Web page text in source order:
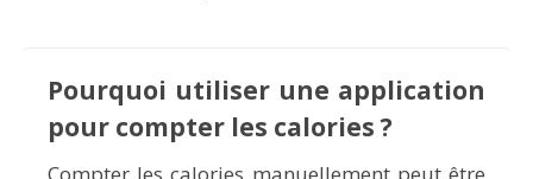
Pourquoi utiliser une application
pour compter les calories ?